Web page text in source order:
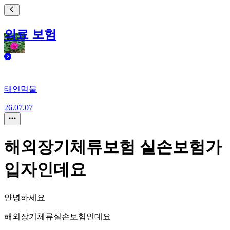
의료 보험
태연먹물
26.07.07
해외장기체류보험 실손보험가
입자인데요
안녕하세요
해외장기체류실손보험인데요